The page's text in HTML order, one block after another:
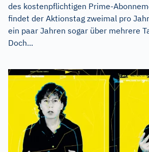
des kostenpflichtigen Prime-
findet der Aktionstag zweimal pro
ein paar Jahren sogar über mehrere
Doch...